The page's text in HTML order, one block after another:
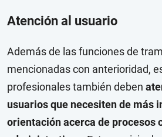
Atención al usuario
Además de las funciones de
mencionadas con anterioridad,
profesionales también deben
usuarios que necesiten de más
orientación acerca de procesos